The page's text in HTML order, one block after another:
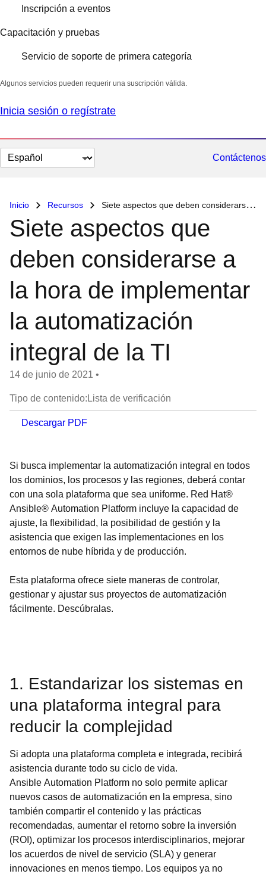
Inscripción a eventos
Capacitación y pruebas
Servicio de soporte de primera categoría
Algunos servicios pueden requerir una suscripción válida.
Inicia sesión o regístrate
Cambiar
el
Contáctenos
Inicio Recursos Siete aspectos que deben considerarse a la hora de implementar la automatización integral de la TI
Siete aspectos que
deben considerarse a
la hora de implementar
la automatización
integral de la TI
14 de junio de 2021 •
Tipo de contenido:Lista de verificación
Descargar PDF
Si busca implementar la automatización integral en todos
los dominios, los procesos y las regiones, deberá contar
con una sola plataforma que sea uniforme. Red Hat®
Ansible® Automation Platform incluye la capacidad de
ajuste, la flexibilidad, la posibilidad de gestión y la
asistencia que exigen las implementaciones en los
entornos de nube híbrida y de producción.
Esta plataforma ofrece siete maneras de controlar,
gestionar y ajustar sus proyectos de automatización
fácilmente. Descúbralas.
1. Estandarizar los sistemas en
una plataforma integral para
reducir la complejidad
Si adopta una plataforma completa e integrada, recibirá
asistencia durante todo su ciclo de vida.
Ansible Automation Platform no solo permite aplicar
nuevos casos de automatización en la empresa, sino
también compartir el contenido y las prácticas
recomendadas, aumentar el retorno sobre la inversión
(ROI), optimizar los procesos interdisciplinarios, mejorar
los acuerdos de nivel de servicio (SLA) y generar
innovaciones en menos tiempo. Los equipos ya no